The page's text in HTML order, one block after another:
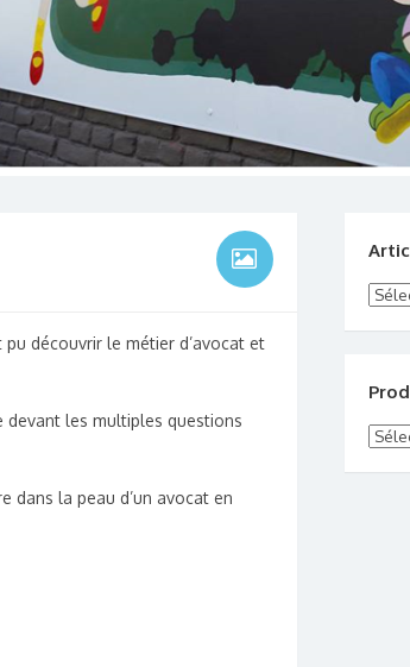
découvrir le métier d’avocat et
les multiples questions
dans la peau d’un avocat en